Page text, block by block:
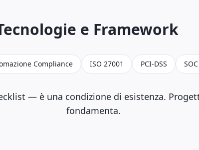
e Framework
Compliance ISO 27001 PCI-DSS
— è una condizione di esistenza.
fondamenta.